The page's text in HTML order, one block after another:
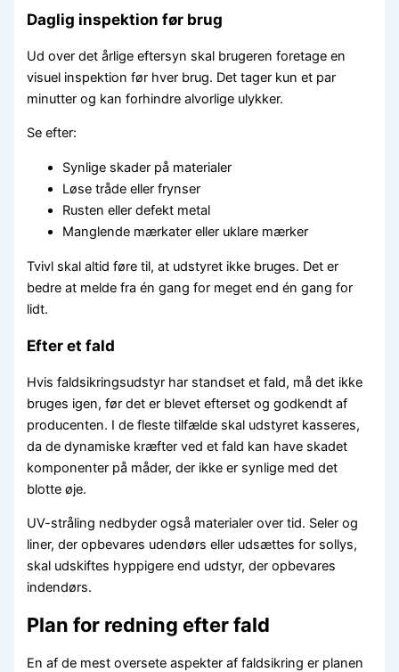
Daglig inspektion før brug
Ud over det årlige eftersyn skal brugeren foretage en
visuel inspektion før hver brug. Det tager kun et par
minutter og kan forhindre alvorlige ulykker.
Se efter:
Synlige skader på materialer
Løse tråde eller frynser
Rusten eller defekt metal
Manglende mærkater eller uklare mærker
Tvivl skal altid føre til, at udstyret ikke bruges. Det er
bedre at melde fra én gang for meget end én gang for
lidt.
Efter et fald
Hvis faldsikringsudstyr har standset et fald, må det ikke
bruges igen, før det er blevet efterset og godkendt af
producenten. I de fleste tilfælde skal udstyret kasseres,
da de dynamiske kræfter ved et fald kan have skadet
komponenter på måder, der ikke er synlige med det
blotte øje.
UV-stråling nedbyder også materialer over tid. Seler og
liner, der opbevares udendørs eller udsættes for sollys,
skal udskiftes hyppigere end udstyr, der opbevares
indendørs.
Plan for redning efter fald
En af de mest oversete aspekter af faldsikring er planen